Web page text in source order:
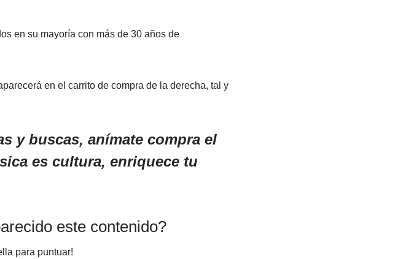
en su mayoría con más de 30 años de
en el carrito de compra de la derecha, tal y
y buscas, anímate compra el
es cultura, enriquece tu
este contenido?
para puntuar!